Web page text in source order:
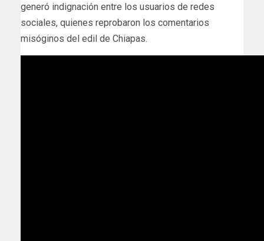
generó indignación entre los usuarios de redes
sociales, quienes reprobaron los comentarios
misóginos del edil de Chiapas.